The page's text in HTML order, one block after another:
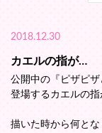
2018.12.30
カエルの指が…
公開中の『ピザピ
登場するカエルの指
描いた時から何と